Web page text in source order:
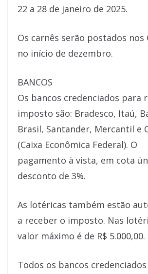
22 a 28 de janeiro de 2025.
Os carnês serão postados nos
no início de dezembro.
BANCOS
Os bancos credenciados para
imposto são: Bradesco, Itaú,
Brasil, Santander, Mercantil e
(Caixa Econômica Federal). O
pagamento à vista, em cota
desconto de 3%.
As lotéricas também estão
a receber o imposto. Nas
valor máximo é de R$ 5.000,00.
Todos os bancos credenciados